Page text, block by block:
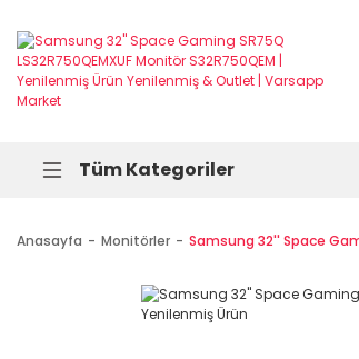
Tüm Kategoriler
Anasayfa Monitörler Samsung 32'' Space